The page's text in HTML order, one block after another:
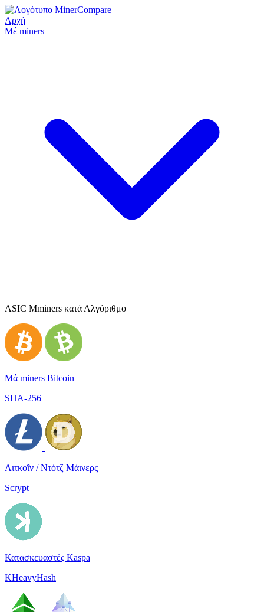
Αρχή
Μέ miners
ASIC Μminers κατά Αλγόριθμο
Μά miners Bitcoin
SHA-256
Λιτκοΐν / Ντότζ Μάινερς
Scrypt
Κατασκευαστές Kaspa
KHeavyHash